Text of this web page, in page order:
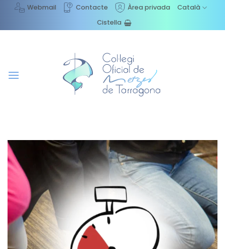
content
Webmail Contacte Àrea privada
Català
Cistella